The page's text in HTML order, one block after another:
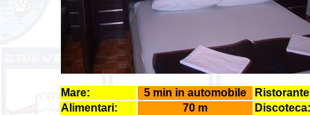
Mare: 5 min in automobile
Alimentari:
70 m
Discoteca: